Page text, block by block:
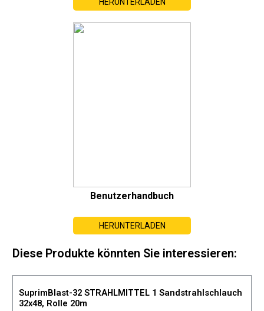
Benutzerhandbuch
HERUNTERLADEN
Diese Produkte könnten Sie interessieren:
SuprimBlast-32 STRAHLMITTEL 1 Sandstrahlschlauch
32x48, Rolle 20m